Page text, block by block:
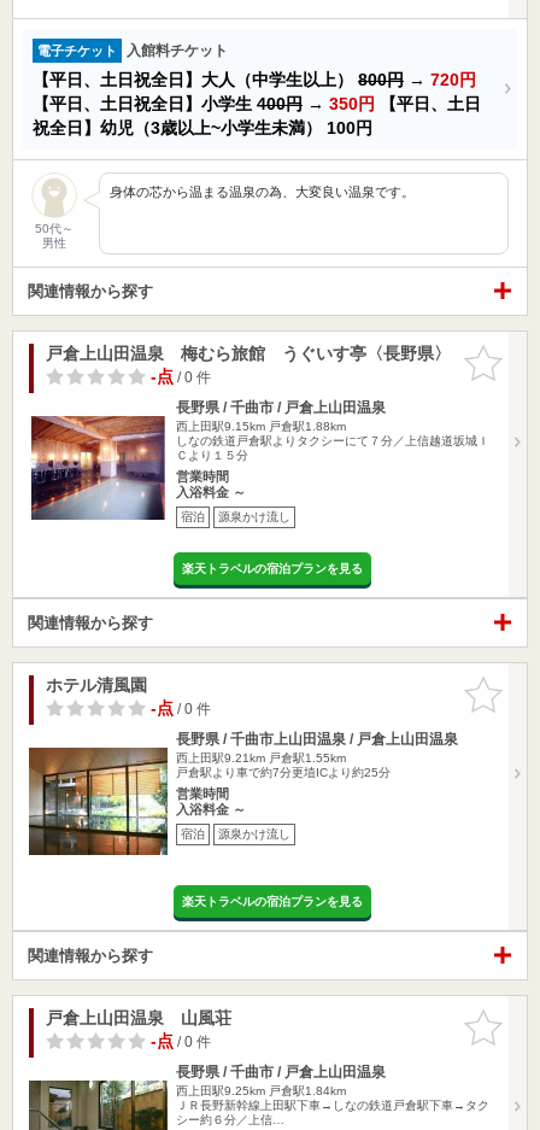
電子チケット 入館料チケット
【平日、土日祝全日】大人（中学生以上） 800円 → 720円
【平日、土日祝全日】小学生 400円 → 350円
【平日、土日
祝全日】幼児（3歳以上~小学生未満） 100円
50代～
男性
身体の芯から温まる温泉の為、大変良い温泉です。
関連情報から探す
お気に入
りに追加
戸倉上山田温泉 梅むら旅館 うぐいす亭〈長野県〉
-点/ 0 件
長野県 / 千曲市 / 戸倉上山田温泉
西上田駅9.15km 戸倉駅1.88km
しなの鉄道戸倉駅よりタクシーにて７分／上信越道坂城Ｉ
Ｃより１５分
営業時間
入浴料金 ～
宿泊 源泉かけ流し
楽天トラベルの宿泊プランを見る
関連情報から探す
お気に入
りに追加
ホテル清風園
-点/ 0 件
長野県 / 千曲市上山田温泉 / 戸倉上山田温泉
西上田駅9.21km 戸倉駅1.55km
戸倉駅より車で約7分更埴ICより約25分
営業時間
入浴料金 ～
宿泊 源泉かけ流し
楽天トラベルの宿泊プランを見る
関連情報から探す
お気に入
りに追加
戸倉上山田温泉 山風荘
-点/ 0 件
長野県 / 千曲市 / 戸倉上山田温泉
西上田駅9.25km 戸倉駅1.84km
ＪＲ長野新幹線上田駅下車→しなの鉄道戸倉駅下車→タク
シー約６分／上信…